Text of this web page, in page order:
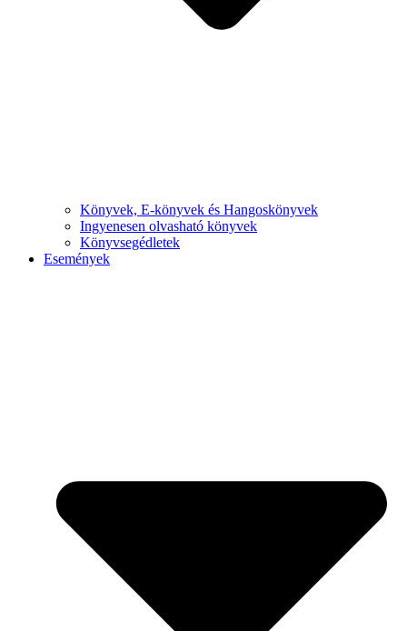
Könyvek, E-könyvek és Hangoskönyvek
Ingyenesen olvasható könyvek
Könyvsegédletek
Események